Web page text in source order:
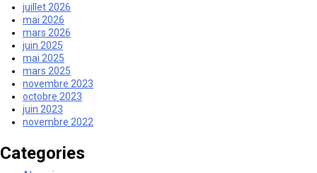
juillet 2026
mai 2026
mars 2026
juin 2025
mai 2025
mars 2025
novembre 2023
octobre 2023
juin 2023
novembre 2022
Categories